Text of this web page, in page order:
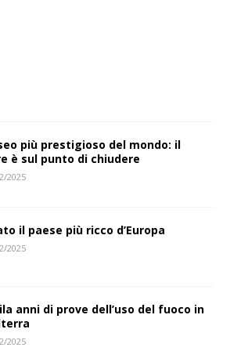
più prestigioso del mondo: il
è sul punto di chiudere
2025
il paese più ricco d’Europa
2025
anni di prove dell’uso del fuoco in
2025